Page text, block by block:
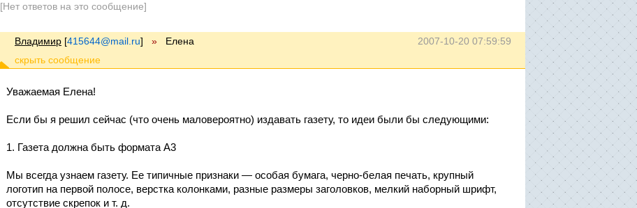
[Нет ответов на это сообщение]
2007-10-20 07:59:59
Владимир [415644@mail.ru] » Елена
Уважаемая Елена!
Если бы я решил сейчас (что очень маловероятно) издавать газету, то идеи были бы следующими:
1. Газета должна быть формата А3
Мы всегда узнаем газету. Ее типичные признаки — особая бумага, черно-белая печать, крупный
логотип на первой полосе, верстка колонками, разные размеры заголовков, мелкий наборный шрифт,
отсутствие скрепок и т. д.